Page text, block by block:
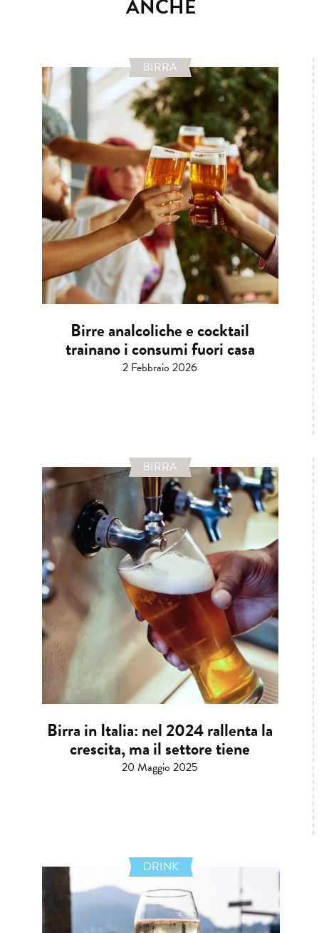
ANCHE
BIRRA
Birre analcoliche e cocktail
trainano i consumi fuori casa
2 Febbraio 2026
BIRRA
Birra in Italia: nel 2024 rallenta la
crescita, ma il settore tiene
20 Maggio 2025
DRINK